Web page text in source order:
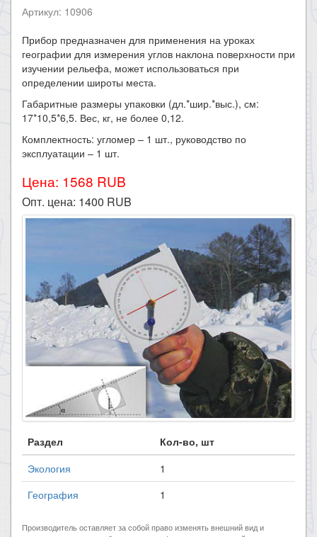
Артикул: 10906
Прибор предназначен для применения на уроках
географии для измерения углов наклона поверхности при
изучении рельефа, может использоваться при
определении широты места.
Габаритные размеры упаковки (дл.*шир.*выс.), см:
17*10,5*6,5. Вес, кг, не более 0,12.
Комплектность: угломер – 1 шт., руководство по
эксплуатации – 1 шт.
Цена: 1568 RUB
Опт. цена: 1400 RUB
Раздел
Кол-во, шт
Экология
1
География
1
Производитель оставляет за собой право изменять внешний вид и